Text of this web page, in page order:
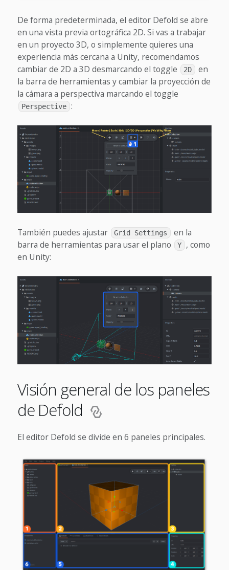
De forma predeterminada, el editor Defold se abre
en una vista previa ortográfica 2D. Si vas a trabajar
en un proyecto 3D, o simplemente quieres una
experiencia más cercana a Unity, recomendamos
cambiar de 2D a 3D desmarcando el toggle
2D
en
la barra de herramientas y cambiar la proyección de
la cámara a perspectiva marcando el toggle
Perspective :
También puedes ajustar Grid Settings
en la
barra de herramientas para usar el plano
Y
, como
en Unity:
Visión general de los paneles
de Defold
El editor Defold se divide en 6 paneles principales.